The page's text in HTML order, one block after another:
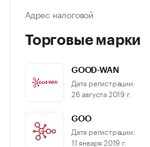
Адрес налоговой
Торговые марки
GOOD-WAN
Дата регистрации:
26 августа 2019 г.
GOO
Дата регистрации:
11 января 2019 г.